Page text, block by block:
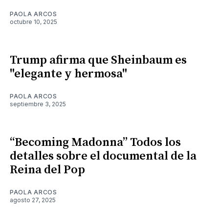
PAOLA ARCOS
octubre 10, 2025
Trump afirma que Sheinbaum es
"elegante y hermosa"
PAOLA ARCOS
septiembre 3, 2025
“Becoming Madonna” Todos los
detalles sobre el documental de la
Reina del Pop
PAOLA ARCOS
agosto 27, 2025